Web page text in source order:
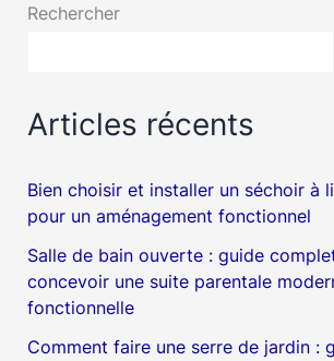
Rechercher
Articles récents
Bien choisir et installer un séchoir à
pour un aménagement fonctionnel
Salle de bain ouverte : guide
concevoir une suite parentale
fonctionnelle
Comment faire une serre de jardin :